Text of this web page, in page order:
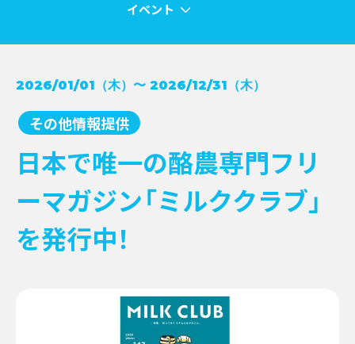
NEWS
コンクール受賞レシピ
→
新商品 →
イベント
EVENT キャンペーン →
2026/01/01（木）〜 2026/12/31（木）
その他情報提供
日本で唯一の酪農専門フリ
ーマガジン「ミルククラブ」
を発行中！